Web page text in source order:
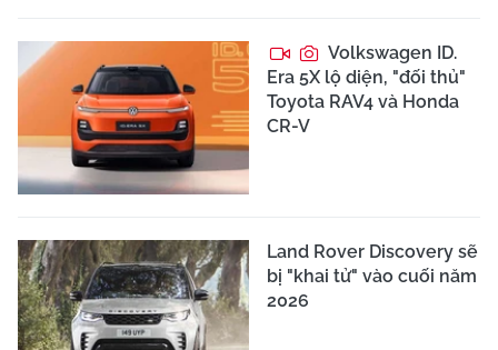
Volkswagen ID.
Era 5X lộ diện, "đối thủ"
Toyota RAV4 và Honda
CR-V
Land Rover Discovery sẽ
bị "khai tử" vào cuối năm
2026